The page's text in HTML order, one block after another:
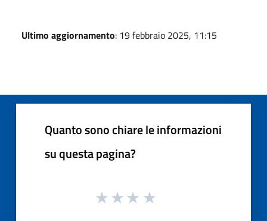
Ultimo aggiornamento: 19 febbraio 2025, 11:15
Quanto sono chiare le informazioni
su questa pagina?